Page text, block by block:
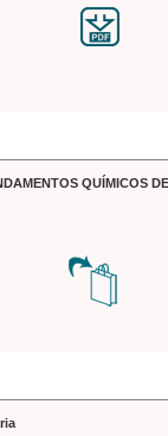
QUÍMICOS